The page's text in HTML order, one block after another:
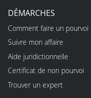
DÉMARCHES
Comment faire un pourvoi
Suivre mon affaire
Aide juridictionnelle
Certificat de non pourvoi
Trouver un expert